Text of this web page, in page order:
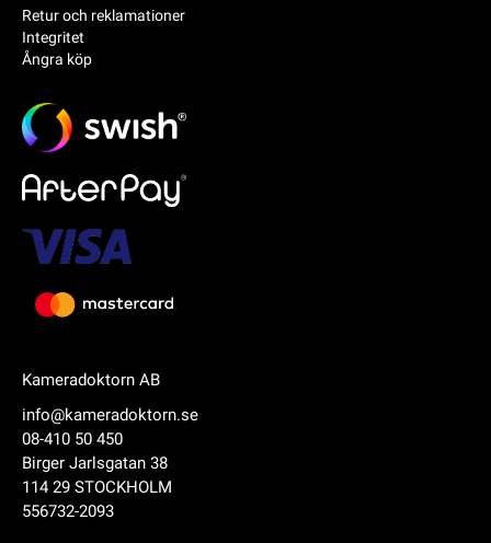
Kameradoktorn AB
info@kameradoktorn.se
08-410 50 450
Birger Jarlsgatan 38
114 29 STOCKHOLM
556732-2093
Retur och reklamationer
Integritet
Ångra köp